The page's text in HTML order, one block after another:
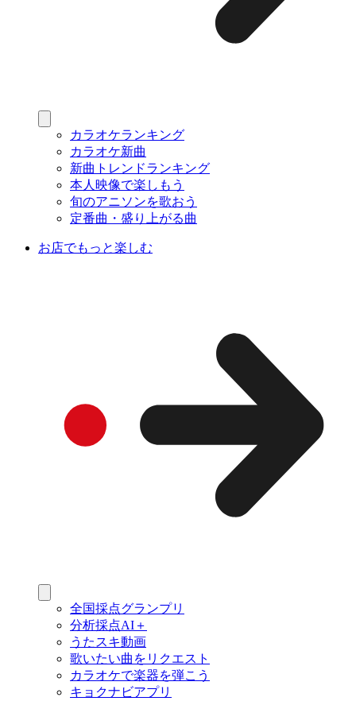
カラオケランキング
カラオケ新曲
新曲トレンドランキング
本人映像で楽しもう
旬のアニソンを歌おう
定番曲・盛り上がる曲
お店でもっと楽しむ
全国採点グランプリ
分析採点AI＋
うたスキ動画
歌いたい曲をリクエスト
カラオケで楽器を弾こう
キョクナビアプリ